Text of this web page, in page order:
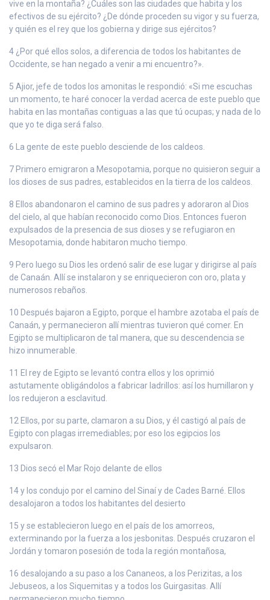
vive en la montaña? ¿Cuáles son las ciudades que habita y los
efectivos de su ejército? ¿De dónde proceden su vigor y su fuerza,
y quién es el rey que los gobierna y dirige sus ejércitos?
4 ¿Por qué ellos solos, a diferencia de todos los habitantes de
Occidente, se han negado a venir a mi encuentro?».
5 Ajior, jefe de todos los amonitas le respondió: «Si me escuchas
un momento, te haré conocer la verdad acerca de este pueblo que
habita en las montañas contiguas a las que tú ocupas; y nada de lo
que yo te diga será falso.
6 La gente de este pueblo desciende de los caldeos.
7 Primero emigraron a Mesopotamia, porque no quisieron seguir a
los dioses de sus padres, establecidos en la tierra de los caldeos.
8 Ellos abandonaron el camino de sus padres y adoraron al Dios
del cielo, al que habían reconocido como Dios. Entonces fueron
expulsados de la presencia de sus dioses y se refugiaron en
Mesopotamia, donde habitaron mucho tiempo.
9 Pero luego su Dios les ordenó salir de ese lugar y dirigirse al país
de Canaán. Allí se instalaron y se enriquecieron con oro, plata y
numerosos rebaños.
10 Después bajaron a Egipto, porque el hambre azotaba el país de
Canaán, y permanecieron allí mientras tuvieron qué comer. En
Egipto se multiplicaron de tal manera, que su descendencia se
hizo innumerable.
11 El rey de Egipto se levantó contra ellos y los oprimió
astutamente obligándolos a fabricar ladrillos: así los humillaron y
los redujeron a esclavitud.
12 Ellos, por su parte, clamaron a su Dios, y él castigó al país de
Egipto con plagas irremediables; por eso los egipcios los
expulsaron.
13 Dios secó el Mar Rojo delante de ellos
14 y los condujo por el camino del Sinaí y de Cades Barné. Ellos
desalojaron a todos los habitantes del desierto
15 y se establecieron luego en el país de los amorreos,
exterminando por la fuerza a los jesbonitas. Después cruzaron el
Jordán y tomaron posesión de toda la región montañosa,
16 desalojando a su paso a los Cananeos, a los Perizitas, a los
Jebuseos, a los Siquemitas y a todos los Guirgasitas. Allí